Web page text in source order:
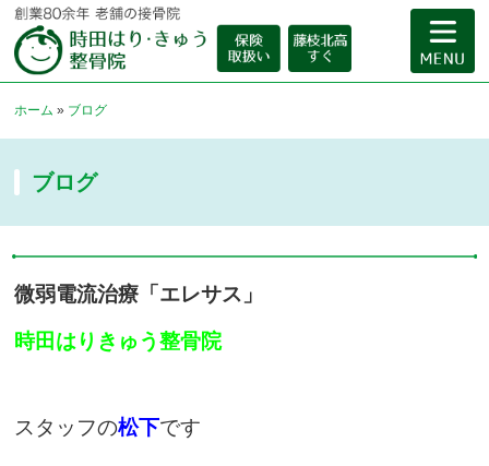
ホーム » ブログ
ブログ
微弱電流治療「エレサス」
時田はりきゅう整骨院
スタッフの松下です